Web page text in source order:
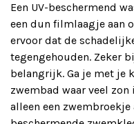
Een UV-beschermend
een dun filmlaagje aan
ervoor dat de
tegengehouden. Zeker
belangrijk. Ga je met je
zwembad waar veel
alleen een zwembroekje